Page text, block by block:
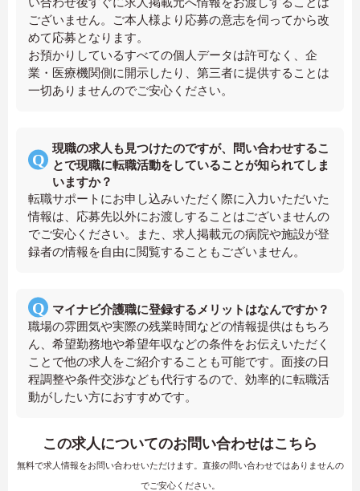
ございません。ご本人様より応募の意志を伺ってから改
めて応募となります。
お預かりしているすべての個人データは許可なく、企
業・医療機関側に開示したり、第三者に提供することは
一切ありませんのでご安心ください。
現職の求人も見つけたのですが、問い合わせするこ
とで現職に転職活動をしていることが知られてしま
いますか？
転職サポートにお申し込みいただく際に入力いただいた
情報は、応募先以外にお渡しすることはございませんの
でご安心ください。また、求人掲載元の病院や施設が登
録者の情報を自由に閲覧することもございません。
マイナビ介護職に登録するメリットはなんですか？
職場の雰囲気や実際の残業時間などの情報提供はもちろ
ん、希望勤務地や希望年収などの条件をお伝えいただく
ことで他の求人をご紹介することも可能です。面接の日
程調整や条件交渉なども代行するので、効率的に転職活
動がしたい方におすすめです。
この求人についてのお問い合わせはこちら
無料で求人情報をお問い合わせいただけます。直接の問い合わせではありませんの
でご安心ください。